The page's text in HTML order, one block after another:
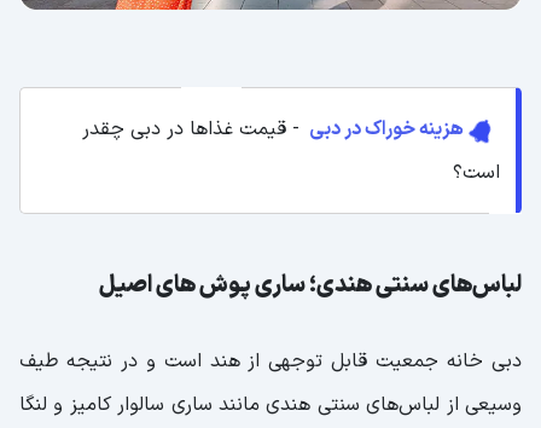
هزینه خوراک در دبی - قیمت غذاها در دبی چقدر
است؟
لباس‌های سنتی هندی؛ ساری پوش های اصیل
دبی خانه جمعیت قابل توجهی از هند است و در نتیجه طیف
وسیعی از لباس‌های سنتی هندی مانند ساری سالوار کامیز و لنگا